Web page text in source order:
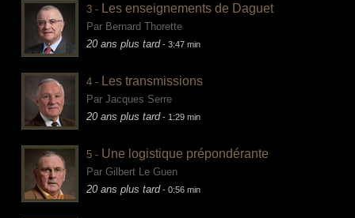
3 - Les enseignements de Daguet
Par Bernard Thorette
20 ans plus tard- 3:47 min
4 - Les transmissions
Par Jacques Serre
20 ans plus tard- 1:29 min
5 - Une logistique prépondérante
Par Gilbert Le Guen
20 ans plus tard- 0:56 min